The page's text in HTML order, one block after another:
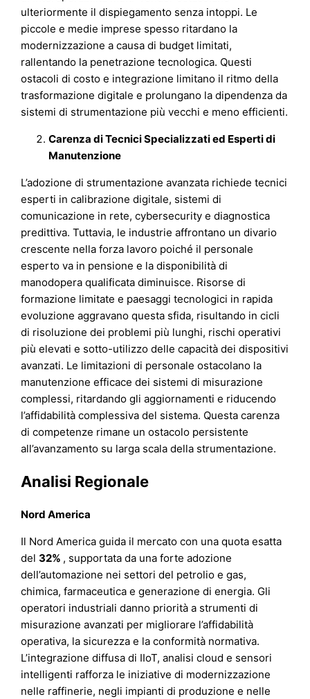
ulteriormente il dispiegamento senza intoppi. Le
piccole e medie imprese spesso ritardano la
modernizzazione a causa di budget limitati,
rallentando la penetrazione tecnologica. Questi
ostacoli di costo e integrazione limitano il ritmo della
trasformazione digitale e prolungano la dipendenza da
sistemi di strumentazione più vecchi e meno efficienti.
Carenza di Tecnici Specializzati ed Esperti di
Manutenzione
L’adozione di strumentazione avanzata richiede tecnici
esperti in calibrazione digitale, sistemi di
comunicazione in rete, cybersecurity e diagnostica
predittiva. Tuttavia, le industrie affrontano un divario
crescente nella forza lavoro poiché il personale
esperto va in pensione e la disponibilità di
manodopera qualificata diminuisce. Risorse di
formazione limitate e paesaggi tecnologici in rapida
evoluzione aggravano questa sfida, risultando in cicli
di risoluzione dei problemi più lunghi, rischi operativi
più elevati e sotto-utilizzo delle capacità dei dispositivi
avanzati. Le limitazioni di personale ostacolano la
manutenzione efficace dei sistemi di misurazione
complessi, ritardando gli aggiornamenti e riducendo
l’affidabilità complessiva del sistema. Questa carenza
di competenze rimane un ostacolo persistente
all’avanzamento su larga scala della strumentazione.
Analisi Regionale
Nord America
Il Nord America guida il mercato con una quota esatta
del32% , supportata da una forte adozione
dell’automazione nei settori del petrolio e gas,
chimica, farmaceutica e generazione di energia. Gli
operatori industriali danno priorità a strumenti di
misurazione avanzati per migliorare l’affidabilità
operativa, la sicurezza e la conformità normativa.
L’integrazione diffusa di IIoT, analisi cloud e sensori
intelligenti rafforza le iniziative di modernizzazione
nelle raffinerie, negli impianti di produzione e nelle